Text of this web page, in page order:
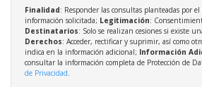
Finalidad: Responder las consultas planteadas por
información solicitada; Legitimación:
Destinatarios: Solo se realizan cesiones si existe
Derechos: Acceder, rectificar y suprimir, así como
indica en la información adicional; Información
consultar la información completa de Protección de
de Privacidad